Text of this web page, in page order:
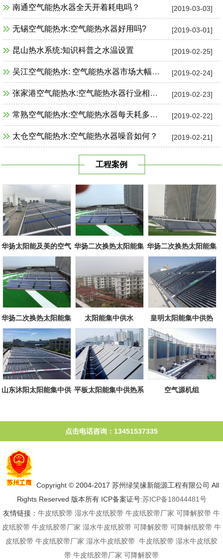
[2019-03-03]
南通空气能热水器全天开着耗电吗？
[2019-03-01]
无锡空气能热水:空气能热水器好用吗?
[2019-02-25]
昆山热水系统:知识科普之水温设置
[2019-02-24]
吴江空气能热水: 空气能热水器市场大幅增长
[2019-02-23]
张家港空气能热水:空气能热水器行业相关政策一览
[2019-02-22]
常熟空气能热水:空气能热水器每天耗多少电？
[2019-02-21]
太仓空气能热水:空气能热水器噪音如何？
工程案例
华扬太阳能及美的空气 华扬二次换热太阳能集 华扬二次换热太阳能集
中系统
华扬二次换热太阳能集
中系统
太阳能集中供水 皇明太阳能集中供热
山东沐阳太阳能集中供 平板太阳能集中供热系
空气源机组
点击电话咨询：13451537335
Copyright © 2004-2017 苏州绿笑缘新能源工程有限公司 All
Rights Reserved 版本所有 ICP备案证号:苏ICP备18044481号
友情链接： 牛皮纸胶带 湿水牛皮纸胶带 牛皮纸胶带厂家 可降解胶带 牛
皮纸胶带 牛皮纸胶带厂家 湿水牛皮纸胶带 可降解胶带 可降解纸胶带 牛
皮纸胶带 牛皮纸胶带厂家 湿水牛皮纸胶带 牛皮纸胶带 湿水牛皮纸胶
带 牛皮纸胶带厂家 可降解胶带